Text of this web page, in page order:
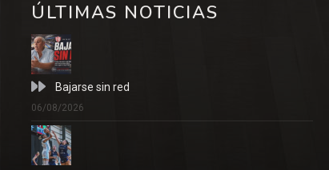
ÚLTIMAS NOTICIAS
Bajarse sin red
06/08/2026